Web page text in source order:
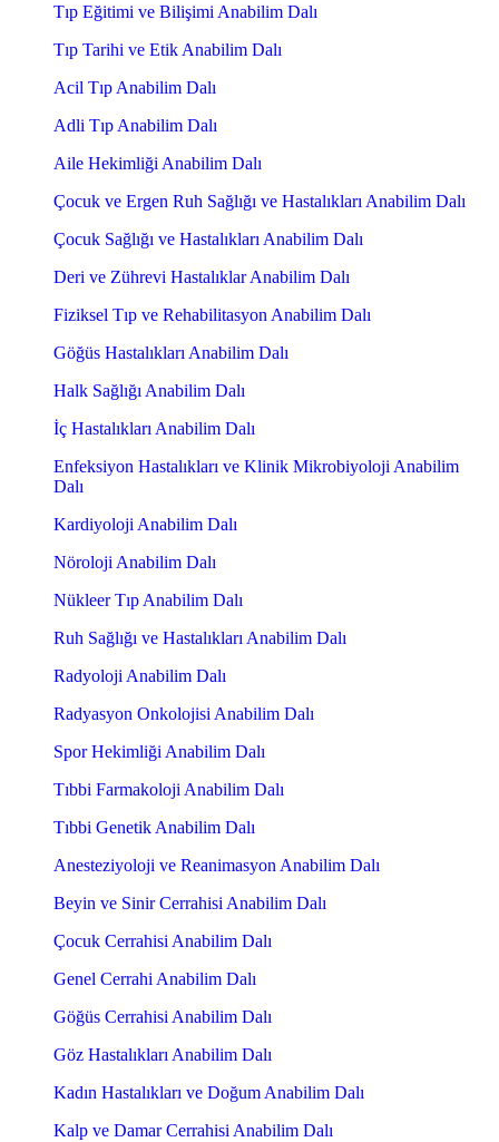
Tıp Eğitimi ve Bilişimi Anabilim Dalı
Tıp Tarihi ve Etik Anabilim Dalı
Acil Tıp Anabilim Dalı
Adli Tıp Anabilim Dalı
Aile Hekimliği Anabilim Dalı
Çocuk ve Ergen Ruh Sağlığı ve Hastalıkları Anabilim Dalı
Çocuk Sağlığı ve Hastalıkları Anabilim Dalı
Deri ve Zührevi Hastalıklar Anabilim Dalı
Fiziksel Tıp ve Rehabilitasyon Anabilim Dalı
Göğüs Hastalıkları Anabilim Dalı
Halk Sağlığı Anabilim Dalı
İç Hastalıkları Anabilim Dalı
Enfeksiyon Hastalıkları ve Klinik Mikrobiyoloji Anabilim
Dalı
Kardiyoloji Anabilim Dalı
Nöroloji Anabilim Dalı
Nükleer Tıp Anabilim Dalı
Ruh Sağlığı ve Hastalıkları Anabilim Dalı
Radyoloji Anabilim Dalı
Radyasyon Onkolojisi Anabilim Dalı
Spor Hekimliği Anabilim Dalı
Tıbbi Farmakoloji Anabilim Dalı
Tıbbi Genetik Anabilim Dalı
Anesteziyoloji ve Reanimasyon Anabilim Dalı
Beyin ve Sinir Cerrahisi Anabilim Dalı
Çocuk Cerrahisi Anabilim Dalı
Genel Cerrahi Anabilim Dalı
Göğüs Cerrahisi Anabilim Dalı
Göz Hastalıkları Anabilim Dalı
Kadın Hastalıkları ve Doğum Anabilim Dalı
Kalp ve Damar Cerrahisi Anabilim Dalı